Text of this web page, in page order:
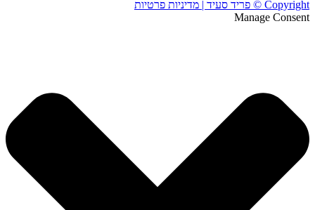
Copyright © פריד סעיד | מדיניות פרטיות
Manage Consent